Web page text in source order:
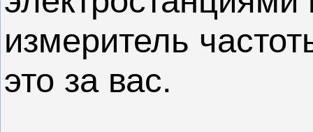
измеритель
это за вас.